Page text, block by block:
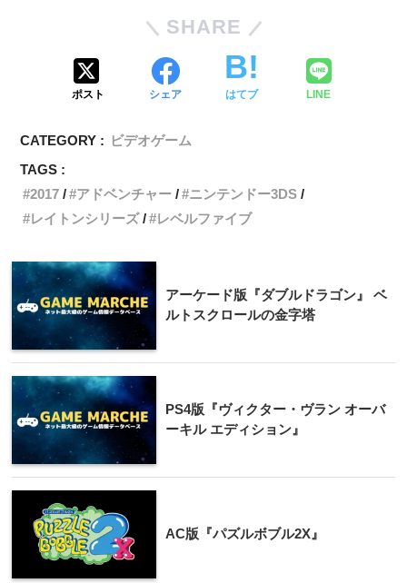
SHARE
ポスト シェア はてブ LINE
CATEGORY : ビデオゲーム
TAGS :
2017
アドベンチャー
ニンテンドー3DS
レイトンシリーズ
レベルファイブ
アーケード版『ダブルドラゴン』 ベ
ルトスクロールの金字塔
PS4版『ヴィクター・ヴラン オーバ
ーキル エディション』
AC版『パズルボブル2X』